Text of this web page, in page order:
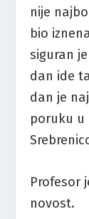
nije
bio
siguran
dan ide
dan je
poruku u
Profesor
novost.